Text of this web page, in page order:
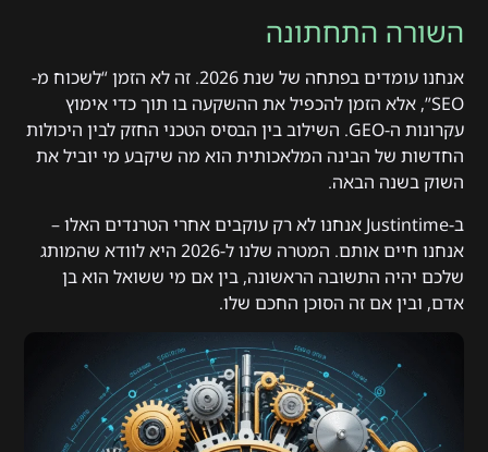
השורה התחתונה
אנחנו עומדים בפתחה של שנת 2026. זה לא הזמן “לשכוח מ-
SEO”, אלא הזמן להכפיל את ההשקעה בו תוך כדי אימוץ
עקרונות ה-GEO. השילוב בין הבסיס הטכני החזק לבין היכולות
החדשות של הבינה המלאכותית הוא מה שיקבע מי יוביל את
השוק בשנה הבאה.
ב-Justintime אנחנו לא רק עוקבים אחרי הטרנדים האלו –
אנחנו חיים אותם. המטרה שלנו ל-2026 היא לוודא שהמותג
שלכם יהיה התשובה הראשונה, בין אם מי ששואל הוא בן
אדם, ובין אם זה הסוכן החכם שלו.